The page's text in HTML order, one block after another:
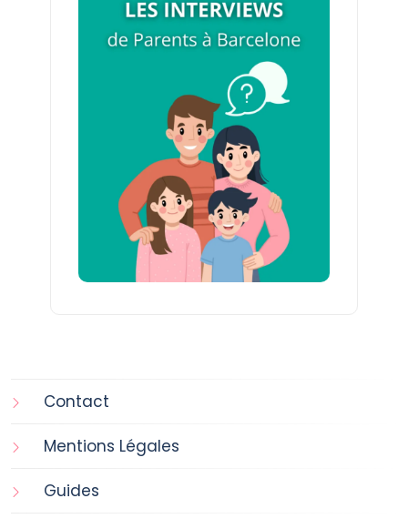
Contact
Mentions Légales
Guides